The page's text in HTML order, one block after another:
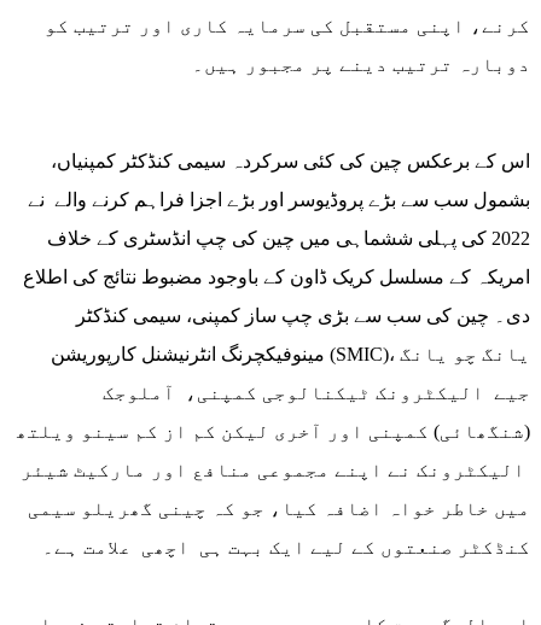
کرنے، اپنی مستقبل کی سرمایہ کاری اور ترتیب کو
دوبارہ ترتیب دینے پر مجبور ہیں۔
اس کے برعکس چین کی کئی سرکردہ سیمی کنڈکٹر کمپنیاں،
بشمول سب سے بڑے پروڈیوسر اور بڑے اجزا فراہم کرنے والے نے
2022 کی پہلی ششماہی میں چین کی چپ انڈسٹری کے خلاف
امریکہ کے مسلسل کریک ڈاون کے باوجود مضبوط نتائج کی اطلاع
دی۔ چین کی سب سے بڑی چپ ساز کمپنی، سیمی کنڈکٹر
مینوفیکچرنگ انٹرنیشنل کارپوریشن (SMIC)، یانگ چو یانگ
جیے الیکٹرونک ٹیکنالوجی کمپنی، آملوجک
(شنگھائی) کمپنی اور آخری لیکن کم از کم سینو ویلتھ
الیکٹرونک نے اپنے مجموعی منافع اور مارکیٹ شیئر
میں خاطر خواہ اضافہ کیا، جو کہ چینی گھریلو سیمی
کنڈکٹر صنعتوں کے لیے ایک بہت ہی اچھی علامت ہے۔